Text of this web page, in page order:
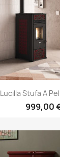
Lucilla Stufa A
999,00